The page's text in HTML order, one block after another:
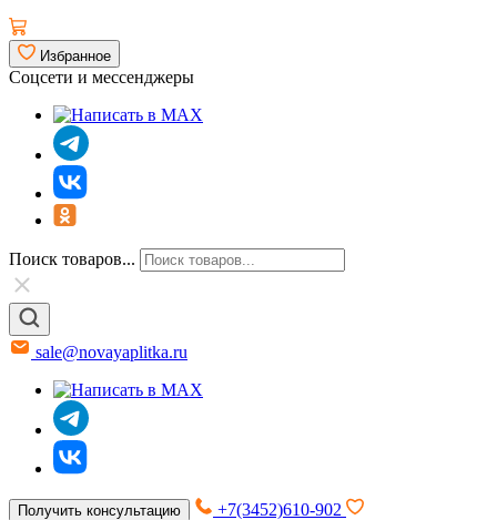
Избранное
Соцсети и мессенджеры
Поиск товаров...
sale@novayaplitka.ru
Получить консультацию +7(3452)610-902